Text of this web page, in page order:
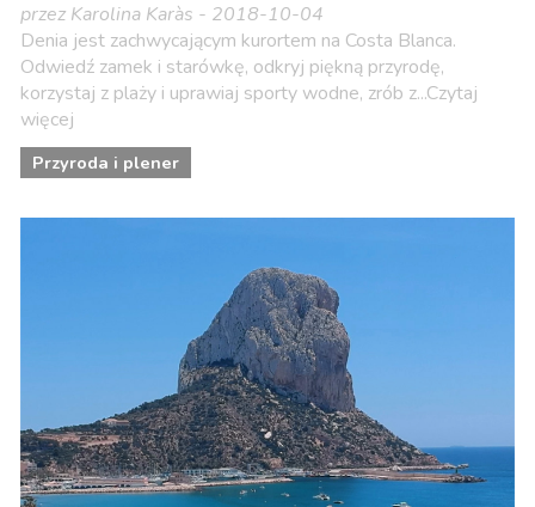
przez Karolina Karàs - 2018-10-04
Denia jest zachwycającym kurortem na Costa Blanca.
Odwiedź zamek i starówkę, odkryj piękną przyrodę,
korzystaj z plaży i uprawiaj sporty wodne, zrób z...Czytaj
więcej
Przyroda i plener